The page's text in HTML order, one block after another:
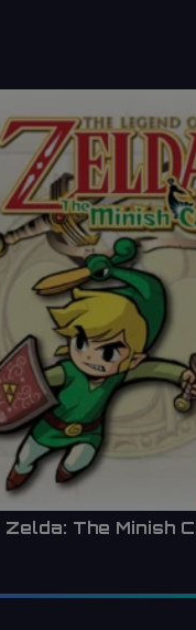
The Minish